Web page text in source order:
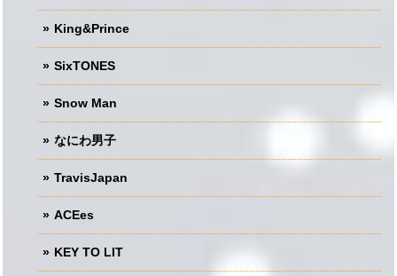
King&Prince
SixTONES
Snow Man
なにわ男子
TravisJapan
ACEes
KEY TO LIT